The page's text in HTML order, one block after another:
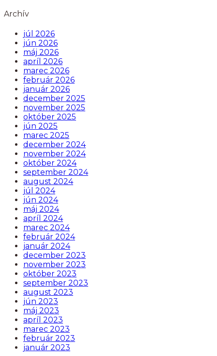
Archív
júl 2026
jún 2026
máj 2026
apríl 2026
marec 2026
február 2026
január 2026
december 2025
november 2025
október 2025
jún 2025
marec 2025
december 2024
november 2024
október 2024
september 2024
august 2024
júl 2024
jún 2024
máj 2024
apríl 2024
marec 2024
február 2024
január 2024
december 2023
november 2023
október 2023
september 2023
august 2023
jún 2023
máj 2023
apríl 2023
marec 2023
február 2023
január 2023